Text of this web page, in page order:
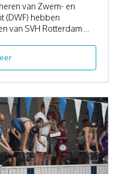
van Zwem- en
(DWF) hebben
SVH Rotterdam....